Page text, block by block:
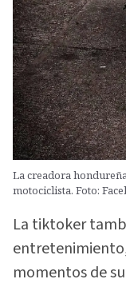
La creadora
motociclista. Foto:
La tiktoker
momentos de